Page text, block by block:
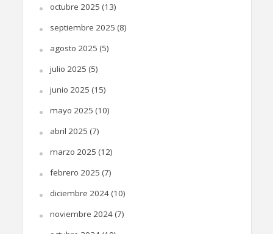
octubre 2025 (13)
septiembre 2025 (8)
agosto 2025 (5)
julio 2025 (5)
junio 2025 (15)
mayo 2025 (10)
abril 2025 (7)
marzo 2025 (12)
febrero 2025 (7)
diciembre 2024(10)
noviembre 2024(7)